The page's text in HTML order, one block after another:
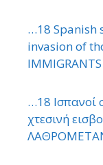
…18 Spanish
invasion of
…18 Ισπανοί
χτεσινή